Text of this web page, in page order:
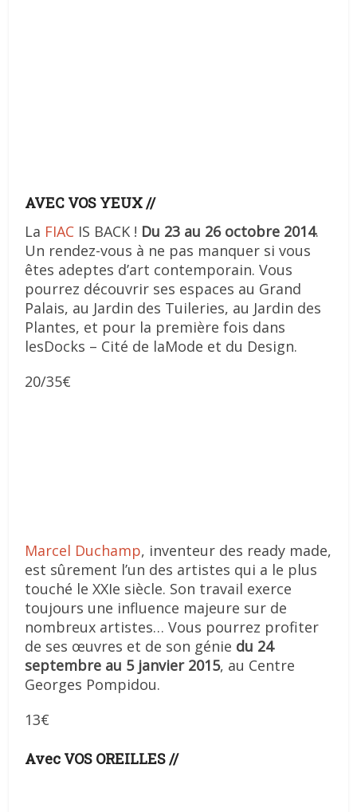
AVEC VOS YEUX //
La FIAC IS BACK ! Du 23 au 26 octobre 2014.
Un rendez-vous à ne pas manquer si vous
êtes adeptes d’art contemporain. Vous
pourrez découvrir ses espaces au Grand
Palais, au Jardin des Tuileries, au Jardin des
Plantes, et pour la première fois dans
lesDocks – Cité de laMode et du Design.
20/35€
Marcel Duchamp, inventeur des ready made,
est sûrement l’un des artistes qui a le plus
touché le XXIe siècle. Son travail exerce
toujours une influence majeure sur de
nombreux artistes… Vous pourrez profiter
de ses œuvres et de son génie du 24
septembre au 5 janvier 2015, au Centre
Georges Pompidou.
13€
Avec VOS OREILLES //